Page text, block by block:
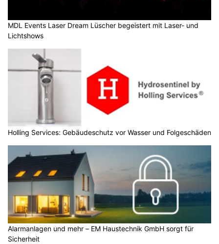
MDL Events Laser Dream Lüscher begeistert mit Laser- und
Lichtshows
Holling Services: Gebäudeschutz vor Wasser und Folgeschäden
Alarmanlagen und mehr – EM Haustechnik GmbH sorgt für
Sicherheit